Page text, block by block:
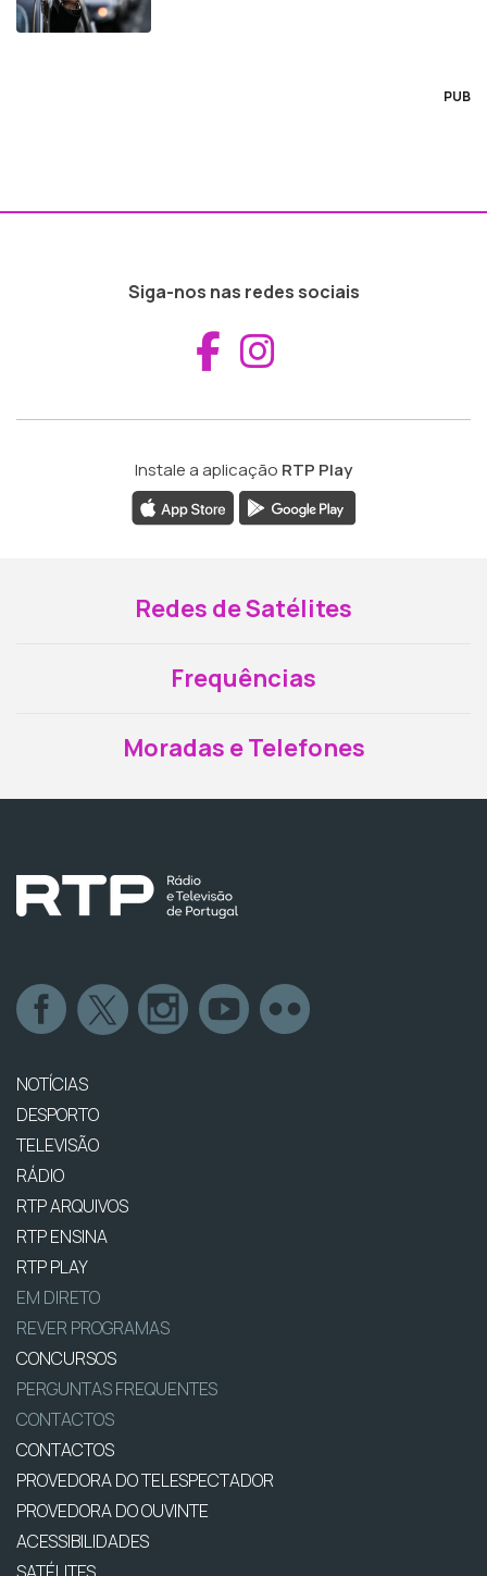
PUB
Siga-nos nas redes sociais
Aceder ao
Instale a aplicação RTP Play
Redes de Satélites
Frequências
Moradas e Telefones
NOTÍCIAS
DESPORTO
TELEVISÃO
RÁDIO
RTP ARQUIVOS
RTP ENSINA
RTP PLAY
EM DIRETO
REVER PROGRAMAS
CONCURSOS
PERGUNTAS FREQUENTES
CONTACTOS
CONTACTOS
PROVEDORA DO TELESPECTADOR
PROVEDORA DO OUVINTE
ACESSIBILIDADES